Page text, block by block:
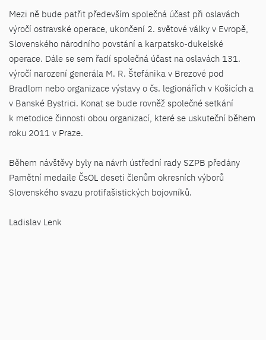
Mezi ně bude patřit především společná účast při oslavách
výročí ostravské operace, ukončení 2. světové války v Evropě,
Slovenského národního povstání a karpatsko-dukelské
operace. Dále se sem řadí společná účast na oslavách 131.
výročí narození generála M. R. Štefánika v Brezové pod
Bradlom nebo organizace výstavy o čs. legionářích v Košicích a
v Banské Bystrici. Konat se bude rovněž společné setkání
k metodice činnosti obou organizací, které se uskuteční během
roku 2011 v Praze.
Během návštěvy byly na návrh ústřední rady SZPB předány
Pamětní medaile ČsOL deseti členům okresních výborů
Slovenského svazu protifašistických bojovníků.
Ladislav Lenk